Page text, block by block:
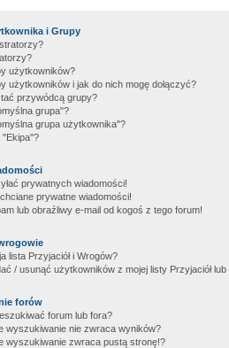
i Grupy
użytkowników?
użytkowników i jak do nich mogę dołączyć?
przywódcą grupy?
grupa"?
grupa użytkownika"?
"Ekipa"?
prywatnych wiadomości!
prywatne wiadomości!
lub obraźliwy e-mail od kogoś z tego forum!
lista Przyjaciół i Wrogów?
/ usunąć użytkowników z mojej listy Przyjaciół lub
forów
forum lub fora?
wyszukiwanie nie zwraca wyników?
wyszukiwanie zwraca pustą stronę!?